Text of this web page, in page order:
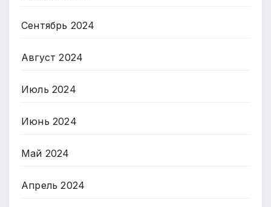
Сентябрь 2024
Август 2024
Июль 2024
Июнь 2024
Май 2024
Апрель 2024